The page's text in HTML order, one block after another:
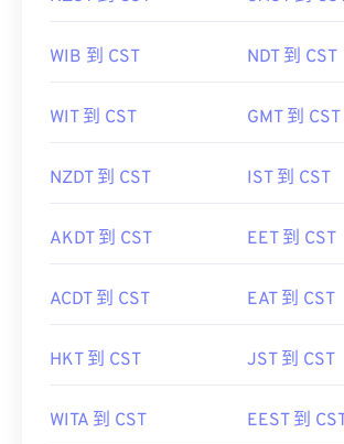
WIB 到 CST NDT 到 CST
WIT 到 CST GMT 到 CST
NZDT 到 CST IST 到 CST
AKDT 到 CST EET 到 CST
ACDT 到 CST EAT 到 CST
HKT 到 CST JST 到 CST
WITA 到 CST EEST 到